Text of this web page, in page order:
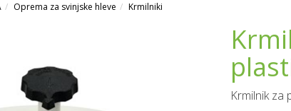
Oprema za svinjske hleve Krmilniki
Krmilnik za